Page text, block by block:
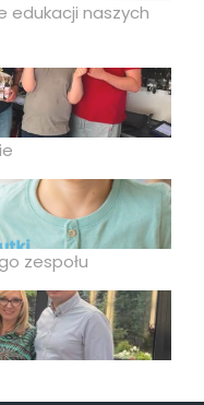
edukacji naszych
zespołu